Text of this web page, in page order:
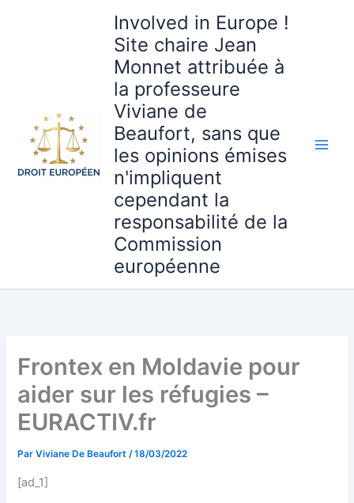
Involved in Europe !
Site chaire Jean
Monnet attribuée à
la professeure
Viviane de
Beaufort, sans que
les opinions émises
n'impliquent
cependant la
responsabilité de la
Commission
européenne
Frontex en Moldavie pour
aider sur les réfugies –
EURACTIV.fr
ParViviane De Beaufort/18/03/2022
[ad_1]